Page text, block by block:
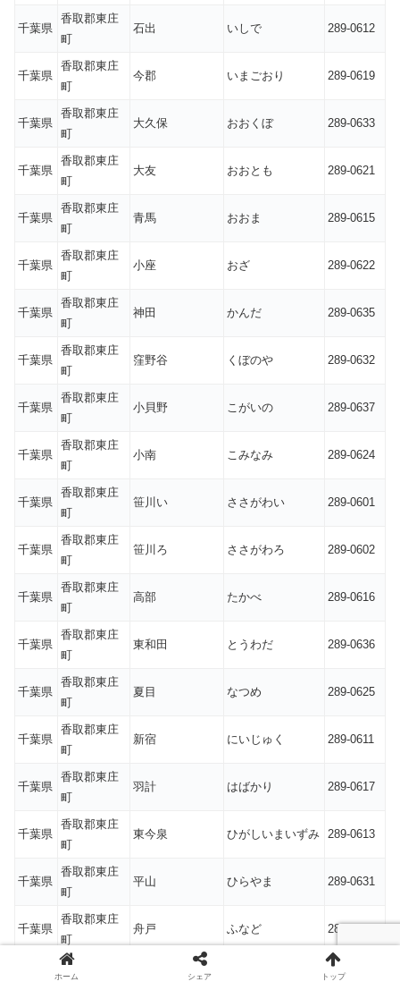
千葉県
香取郡東庄
町
石出 いしで 289-0612
千葉県
香取郡東庄
町
今郡 いまごおり 289-0619
千葉県
香取郡東庄
町
大久保 おおくぼ 289-0633
千葉県
香取郡東庄
町
大友 おおとも 289-0621
千葉県
香取郡東庄
町
青馬 おおま 289-0615
千葉県
香取郡東庄
町
小座 おざ 289-0622
千葉県
香取郡東庄
町
神田 かんだ 289-0635
千葉県
香取郡東庄
町
窪野谷 くぼのや 289-0632
千葉県
香取郡東庄
町
小貝野 こがいの 289-0637
千葉県
香取郡東庄
町
小南 こみなみ 289-0624
千葉県
香取郡東庄
町
笹川い ささがわい 289-0601
千葉県
香取郡東庄
町
笹川ろ ささがわろ 289-0602
千葉県
香取郡東庄
町
高部 たかべ 289-0616
千葉県
香取郡東庄
町
東和田 とうわだ 289-0636
千葉県
香取郡東庄
町
夏目 なつめ 289-0625
千葉県
香取郡東庄
町
新宿 にいじゅく 289-0611
千葉県
香取郡東庄
町
羽計 はばかり 289-0617
千葉県
香取郡東庄
町
東今泉 ひがしいまいずみ 289-0613
千葉県
香取郡東庄
町
平山 ひらやま 289-0631
千葉県
香取郡東庄
町
舟戸 ふなど 289-0634
香取郡東庄
289-0623
ホーム シェア トップ